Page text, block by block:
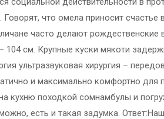
Говорят, что омела приносит
часто делают
104 см. Крупные куски мякоти
ультразвуковая хирургия –
и максимально комфортно для
кухню походкой сомнамбулы и
есть и такая задумка.